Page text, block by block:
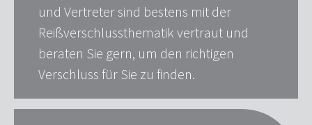
und Vertreter sind bestens mit der
Reißverschlussthematik vertraut und
beraten Sie gern, um den richtigen
Verschluss für Sie zu finden.